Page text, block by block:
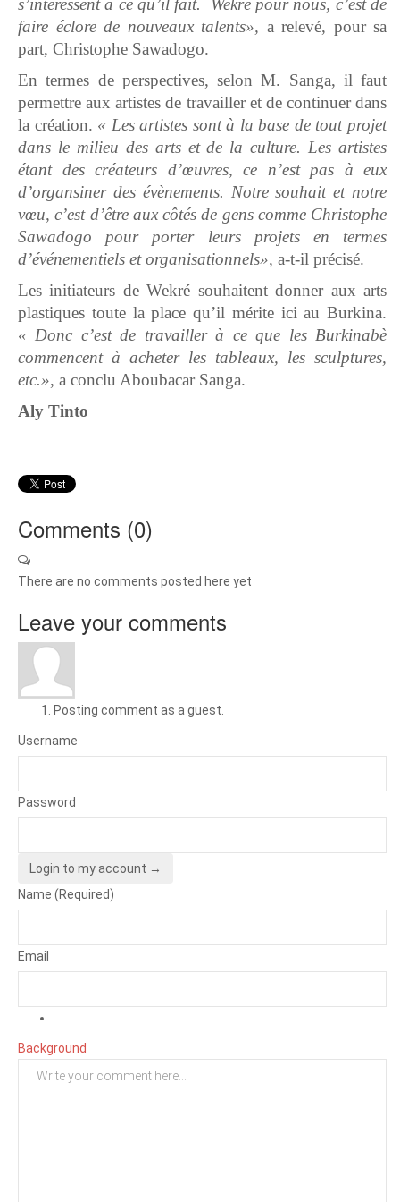
s’intéressent à ce qu’il fait. Wekré pour nous, c’est de
faire éclore de nouveaux talents», a relevé, pour sa
part, Christophe Sawadogo.
En termes de perspectives, selon M. Sanga, il faut
permettre aux artistes de travailler et de continuer dans
la création. « Les artistes sont à la base de tout projet
dans le milieu des arts et de la culture. Les artistes
étant des créateurs d’œuvres, ce n’est pas à eux
d’organsiner des évènements. Notre souhait et notre
vœu, c’est d’être aux côtés de gens comme Christophe
Sawadogo pour porter leurs projets en termes
d’événementiels et organisationnels», a-t-il précisé.
Les initiateurs de Wekré souhaitent donner aux arts
plastiques toute la place qu’il mérite ici au Burkina.
« Donc c’est de travailler à ce que les Burkinabè
commencent à acheter les tableaux, les sculptures,
etc.», a conclu Aboubacar Sanga.
Aly Tinto
Comments (0)
There are no comments posted here yet
Leave your comments
Posting comment as a guest.
Username
Password
Login to my account →
Name (Required)
Email
Background